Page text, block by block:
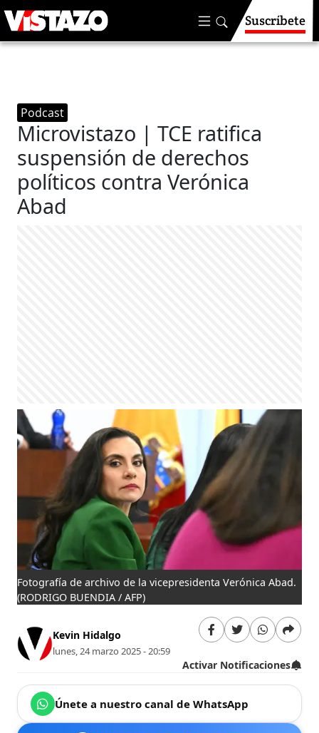
Suscríbete
Podcast
Microvistazo | TCE ratifica
suspensión de derechos
políticos contra Verónica
Abad
Fotografía de archivo de la vicepresidenta Verónica Abad.
(RODRIGO BUENDIA / AFP)
Kevin Hidalgo
lunes, 24 marzo 2025 - 20:59
Activar Notificaciones
Únete a nuestro canal de WhatsApp